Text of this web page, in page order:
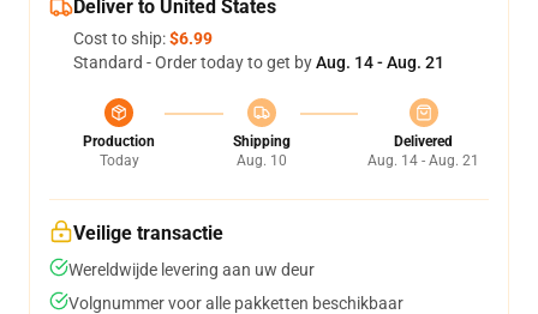
Deliver to United States
Cost to ship:$6.99
Standard - Order today to get byAug. 14 - Aug. 21
Production
Today
Shipping
Aug. 10
Delivered
Aug. 14 - Aug. 21
Veilige transactie
Wereldwijde levering aan uw deur
Volgnummer voor alle pakketten beschikbaar